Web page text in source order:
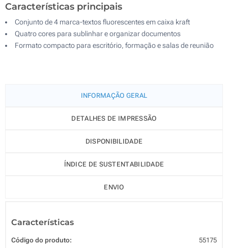
Características principais
Conjunto de 4 marca-textos fluorescentes em caixa kraft
Quatro cores para sublinhar e organizar documentos
Formato compacto para escritório, formação e salas de reunião
INFORMAÇÃO GERAL
DETALHES DE IMPRESSÃO
DISPONIBILIDADE
ÍNDICE DE SUSTENTABILIDADE
ENVIO
Características
Código do produto: 55175